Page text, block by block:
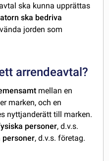
ska kunna upprättas
ska bedriva
jorden som
arrendeavtal?
mellan en
marken, och en
nyttjanderätt till marken.
personer, d.v.s.
personer, d.v.s. företag.